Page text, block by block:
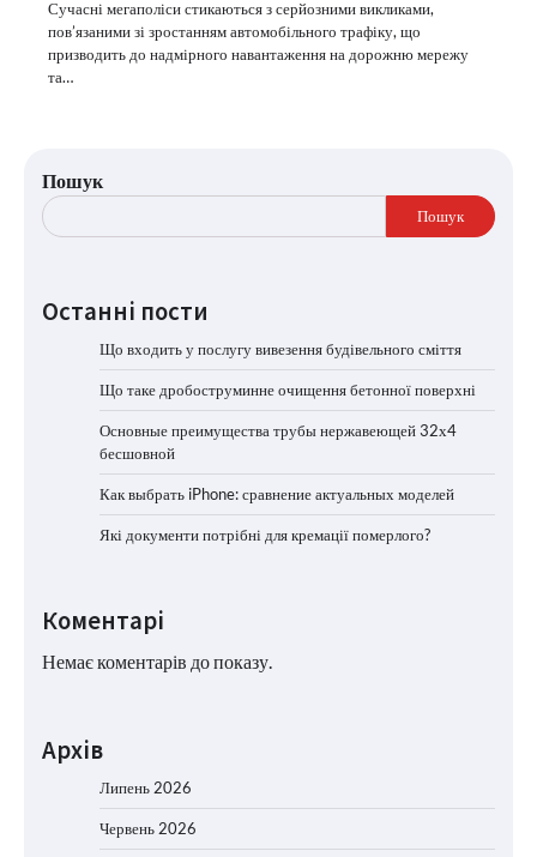
Сучасні мегаполіси стикаються з серйозними викликами,
пов’язаними зі зростанням автомобільного трафіку, що
призводить до надмірного навантаження на дорожню мережу
та…
Пошук
Пошук
Останні пости
Що входить у послугу вивезення будівельного сміття
Що таке дробоструминне очищення бетонної поверхні
Основные преимущества трубы нержавеющей 32х4
бесшовной
Как выбрать iPhone: сравнение актуальных моделей
Які документи потрібні для кремації померлого?
Коментарі
Немає коментарів до показу.
Архів
Липень 2026
Червень 2026